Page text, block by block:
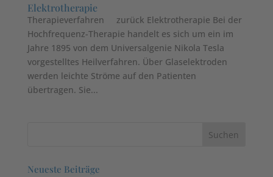
Elektrotherapie
Therapieverfahren zurück Elektrotherapie Bei der
Hochfrequenz-Therapie handelt es sich um ein im
Jahre 1895 von dem Universalgenie Nikola Tesla
vorgestelltes Heilverfahren. Über Glaselektroden
werden leichte Ströme auf den Patienten
übertragen. Sie...
Neueste Beiträge